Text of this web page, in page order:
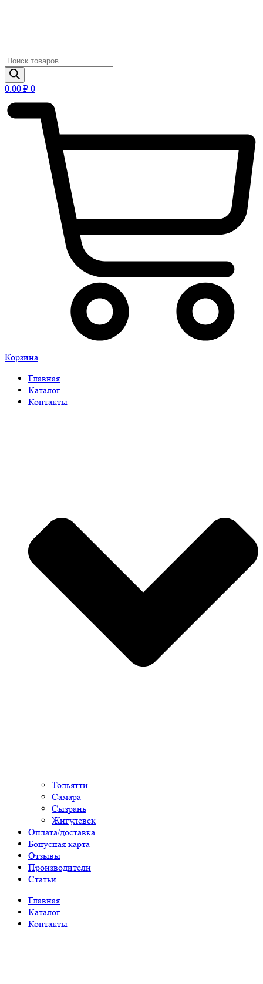
Поиск
товаров
0.00 ₽ 0
Корзина
Главная
Каталог
Контакты
Тольятти
Самара
Сызрань
Жигулевск
Оплата/доставка
Бонусная карта
Отзывы
Производители
Статьи
Главная
Каталог
Контакты